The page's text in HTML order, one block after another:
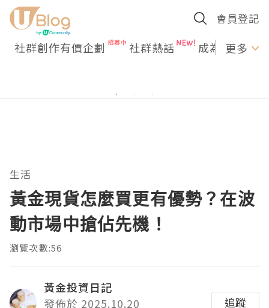
會員登記
社群創作有價企劃 社群熱話 成為U更多
生活
黃金現貨怎麼買更有優勢？在波
動市場中搶佔先機！
瀏覽次數:56
黃金投資日記
發佈於 2025.10.20
追蹤